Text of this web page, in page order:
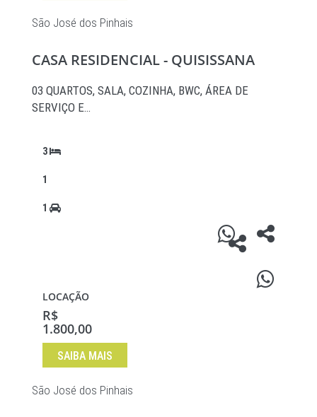
São José dos Pinhais
CASA RESIDENCIAL - QUISISSANA
03 QUARTOS, SALA, COZINHA, BWC, ÁREA DE
SERVIÇO E…
3
1
1
LOCAÇÃO
R$
1.800,00
SAIBA MAIS
São José dos Pinhais